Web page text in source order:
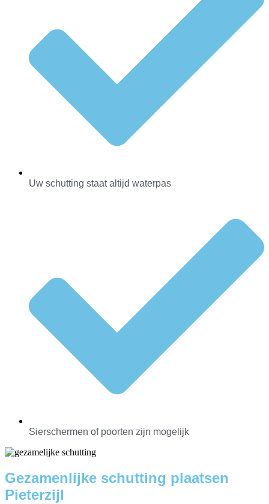
Uw schutting staat altijd waterpas
Sierschermen of poorten zijn mogelijk
Gezamenlijke schutting plaatsen
Pieterzijl